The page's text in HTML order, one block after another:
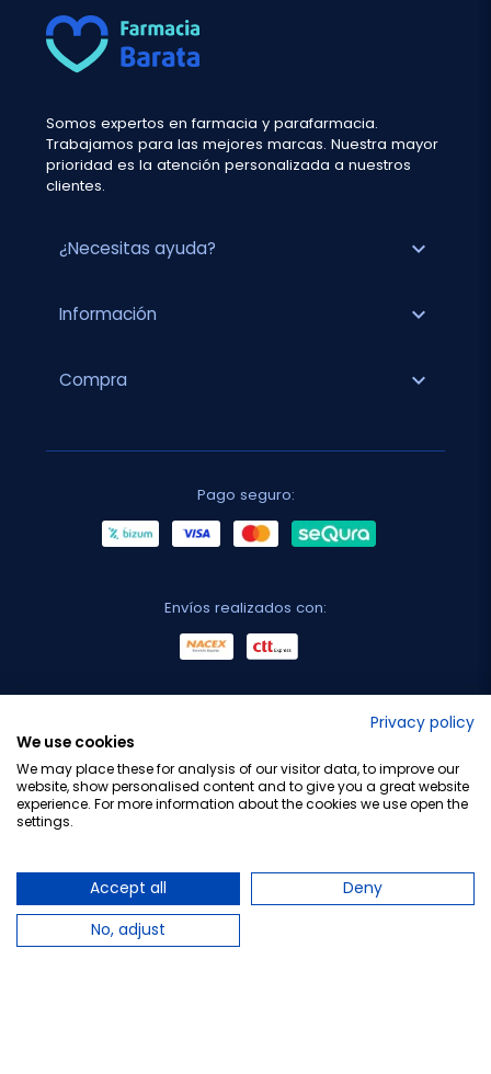
Somos expertos en farmacia y parafarmacia.
Trabajamos para las mejores marcas. Nuestra mayor
prioridad es la atención personalizada a nuestros
clientes.
¿Necesitas ayuda? expand_more
Información expand_more
Compra expand_more
Pago seguro:
Envíos realizados con:
Privacy policy
We use cookies
We may place these for analysis of our visitor data, to improve our
website, show personalised content and to give you a great website
experience. For more information about the cookies we use open the
settings.
Accept all
Deny
No, adjust